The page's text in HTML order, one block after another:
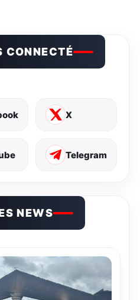
CONNECTÉ
X
Telegram
NEWS